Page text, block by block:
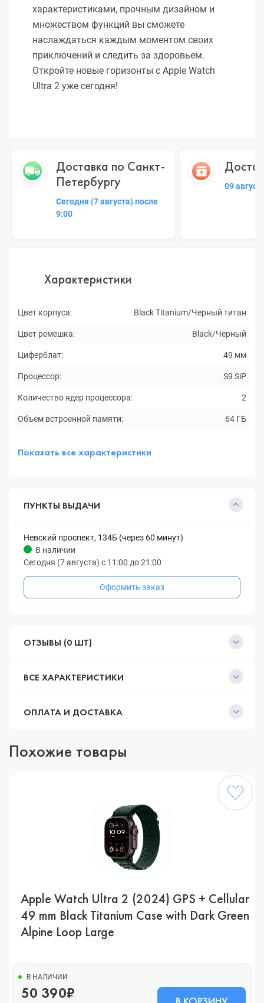
характеристиками, прочным дизайном и
множеством функций вы сможете
наслаждаться каждым моментом своих
приключений и следить за здоровьем.
Откройте новые горизонты с Apple Watch
Ultra 2 уже сегодня!
Доставка по Санкт-
Петербургу
Сегодня (7 августа) после
9:00
09
Характеристики
Цвет корпуса: Black Titanium/Черный титан
Цвет ремешка: Black/Черный
Циферблат: 49 мм
Процессор: S9 SiP
Количество ядер процессора: 2
Объем встроенной памяти: 64 ГБ
Показать все характеристики
ПУНКТЫ ВЫДАЧИ
Невский проспект, 134Б (через 60 минут)
В наличии
Сегодня (7 августа) с 11:00 до 21:00
Оформить заказ
ОТЗЫВЫ (0 ШТ)
ВСЕ ХАРАКТЕРИСТИКИ
ОПЛАТА И ДОСТАВКА
Похожие товары
Apple Watch Ultra 2 (2024) GPS + Cellular
49 mm Black Titanium Case with Dark Green
Alpine Loop Large
В НАЛИЧИИ
50 390₽